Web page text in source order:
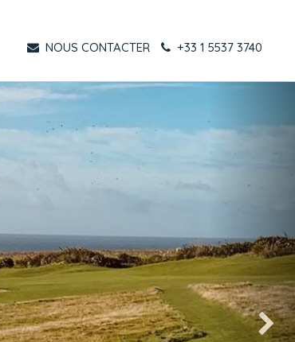
NOUS CONTACTER +33 1 5537 3740
Suivant